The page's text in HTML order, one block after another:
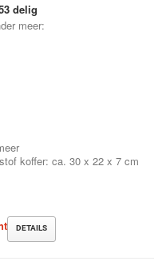
delig
meer:
koffer: ca. 30 x 22 x 7 cm
DETAILS